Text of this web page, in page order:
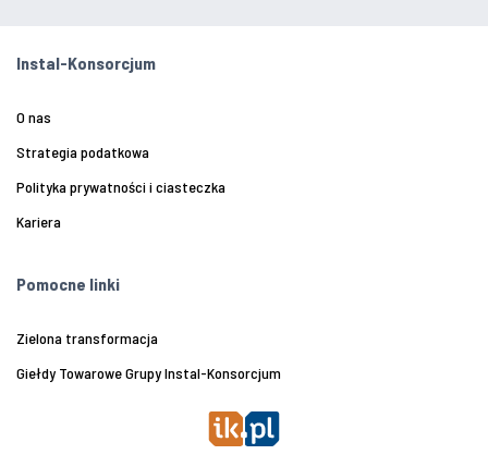
Instal-Konsorcjum
O nas
Strategia podatkowa
Polityka prywatności i ciasteczka
Kariera
Pomocne linki
Zielona transformacja
Giełdy Towarowe Grupy Instal-Konsorcjum